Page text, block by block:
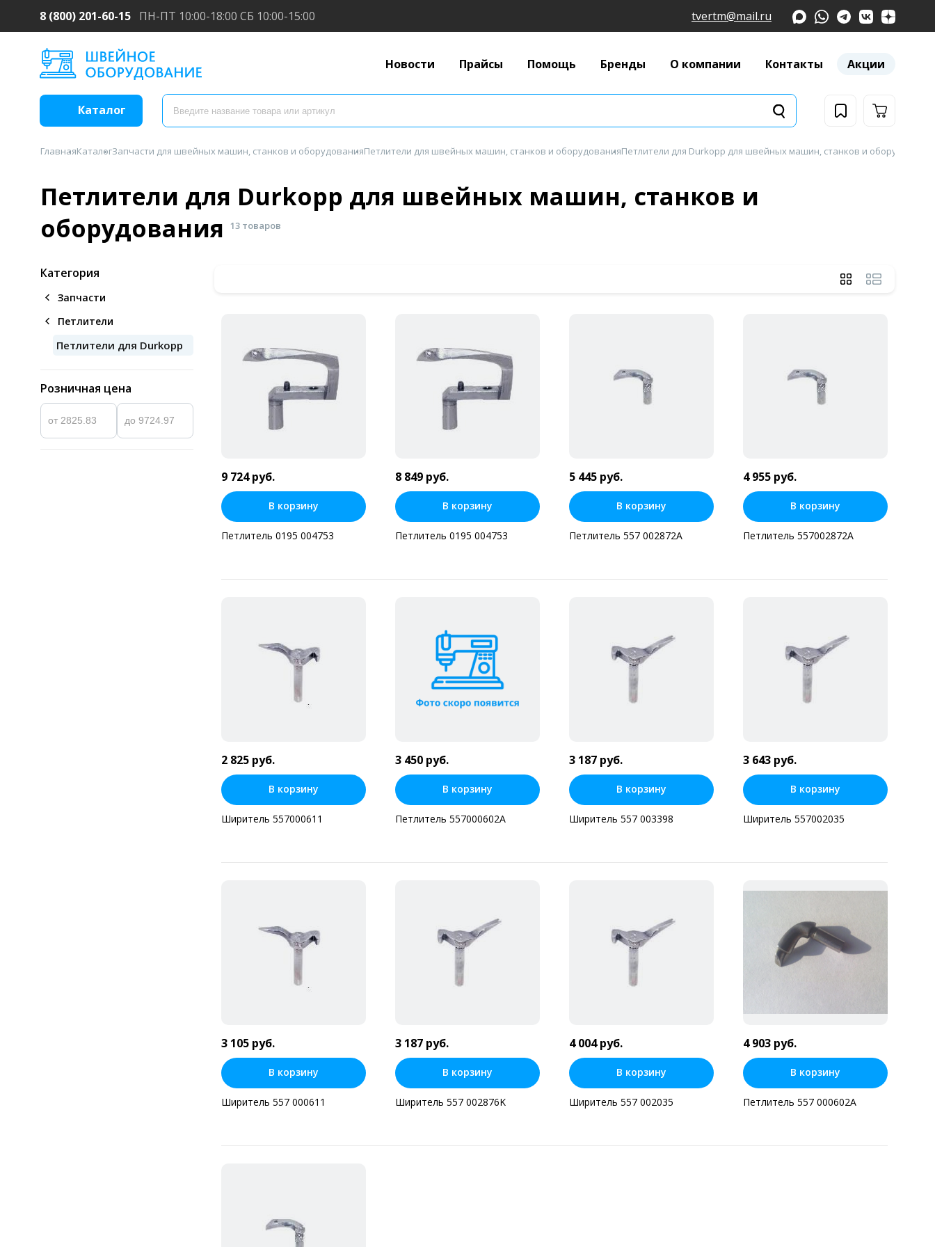
8 (800) 201-60-15 ПН-ПТ 10:00-18:00 СБ 10:00-15:00 tvertm@mail.ru
Новости Прайсы Помощь Бренды О компании Контакты Акции
Каталог
ГлавнаяКаталогЗапчасти для швейных машин, станков и оборудованияПетлители для швейных машин, станков и оборудованияПетлители для Durkopp для швейных машин, станков и оборудования
Петлители для Durkopp для швейных машин, станков и
оборудования
13 товаров
Категория
Запчасти
Петлители
Петлители для Durkopp
Розничная цена
9 724 руб.
В корзину
Петлитель 0195 004753
8 849 руб.
В корзину
Петлитель 0195 004753
5 445 руб.
В корзину
Петлитель 557 002872А
4 955 руб.
В корзину
Петлитель 557002872А
2 825 руб.
В корзину
Ширитель 557000611
3 450 руб.
В корзину
Петлитель 557000602А
3 187 руб.
В корзину
Ширитель 557 003398
3 643 руб.
В корзину
Ширитель 557002035
3 105 руб.
В корзину
Ширитель 557 000611
3 187 руб.
В корзину
Ширитель 557 002876K
4 004 руб.
В корзину
Ширитель 557 002035
4 903 руб.
В корзину
Петлитель 557 000602А